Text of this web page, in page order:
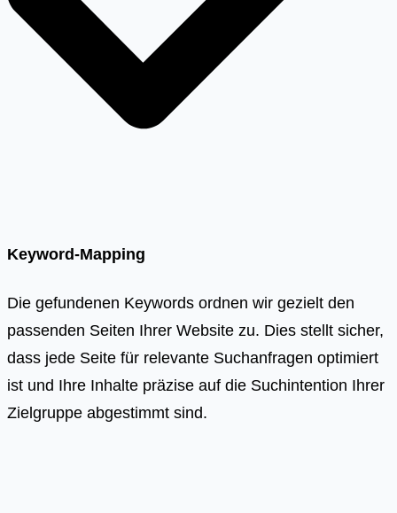
Keyword-Mapping
Die gefundenen Keywords ordnen wir gezielt den
passenden Seiten Ihrer Website zu. Dies stellt sicher,
dass jede Seite für relevante Suchanfragen optimiert
ist und Ihre Inhalte präzise auf die Suchintention Ihrer
Zielgruppe abgestimmt sind.